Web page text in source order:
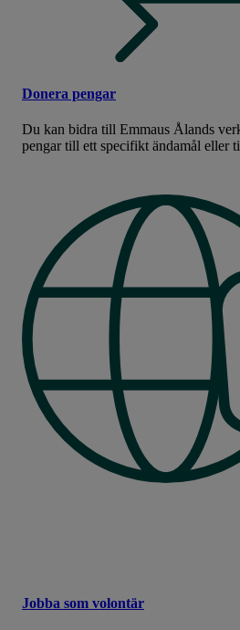
Donera pengar
Du kan bidra till Emmaus Ålands
pengar till ett specifikt ändamål eller
Jobba som volontär